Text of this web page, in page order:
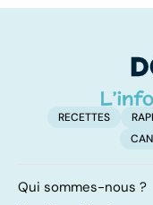
RECETTES
Qui sommes-nous ?